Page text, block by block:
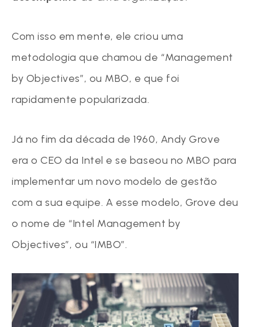
Com isso em mente, ele criou uma
metodologia que chamou de “Management
by Objectives”, ou MBO, e que foi
rapidamente popularizada.
Já no fim da década de 1960, Andy Grove
era o CEO da Intel e se baseou no MBO para
implementar um novo modelo de gestão
com a sua equipe. A esse modelo, Grove deu
o nome de “Intel Management by
Objectives”, ou “IMBO”.